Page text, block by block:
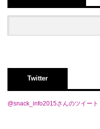
Twitter
@snack_info2015さんのツイート